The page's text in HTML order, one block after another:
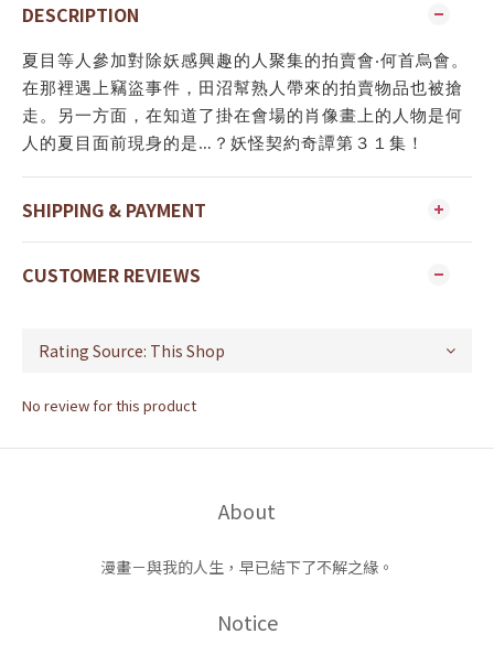
DESCRIPTION
夏目等人參加對除妖感興趣的人聚集的拍賣會‧何首烏會。
在那裡遇上竊盜事件，田沼幫熟人帶來的拍賣物品也被搶
走。另一方面，在知道了掛在會場的肖像畫上的人物是何
人的夏目面前現身的是…？妖怪契約奇譚第３１集！
SHIPPING & PAYMENT
CUSTOMER REVIEWS
No review for this product
About
漫畫－與我的人生，早已結下了不解之緣。
Notice